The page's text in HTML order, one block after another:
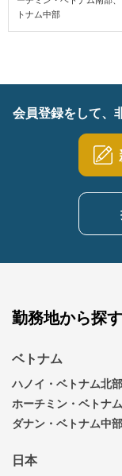
トナム中部
会員登録をして、
勤務地から探す
ベトナム
ハノイ・ベトナム北部
ホーチミン・ベトナ
ダナン・ベトナム中部
日本